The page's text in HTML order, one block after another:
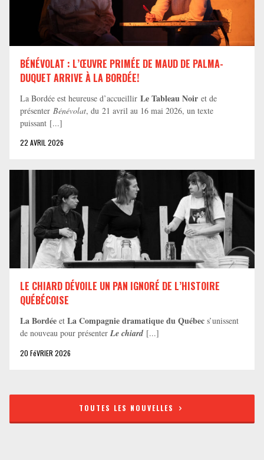
BÉNÉVOLAT : L’ŒUVRE PRIMÉE DE MAUD DE PALMA-
DUQUET ARRIVE À LA BORDÉE!
La Bordée est heureuse d’accueillir Le Tableau Noir et de
présenter Bénévolat, du 21 avril au 16 mai 2026, un texte
puissant [...]
22 AVRIL 2026
LE CHIARD DÉVOILE UN PAN IGNORÉ DE L’HISTOIRE
QUÉBÉCOISE
La Bordée et La Compagnie dramatique du Québec s’unissent
de nouveau pour présenter Le chiard [...]
20 FéVRIER 2026
TOUTES LES NOUVELLES